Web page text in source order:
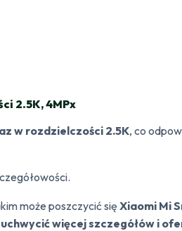
2.5K, 4MPx
w rozdzielczości 2.5K, co
może poszczycić sięXiaomi Mi
więcej szczegółów i